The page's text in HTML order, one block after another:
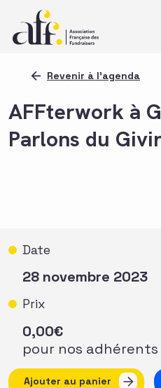
Revenir à l'agenda
AFFterwork à
Parlons du
Date
28 novembre 2023
Prix
0,00€
pour nos adhérents
quantité de AFFterwork à
Ajouter au panier